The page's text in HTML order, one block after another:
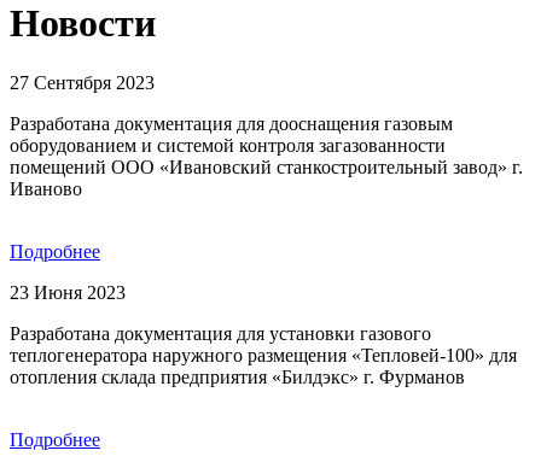
Новости
27 Сентября 2023
Разработана документация для дооснащения газовым
оборудованием и системой контроля загазованности
помещений ООО «Ивановский станкостроительный завод» г.
Иваново
Подробнее
23 Июня 2023
Разработана документация для установки газового
теплогенератора наружного размещения «Тепловей-100» для
отопления склада предприятия «Билдэкс» г. Фурманов
Подробнее